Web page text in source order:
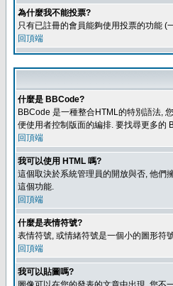
為什麼我不能投票?
只有已註冊的會員能夠使用投票的功能 (
回頂端
什麼是 BBCode?
BBCode 是一種整合HTML的特別語法,
便使用者控制版面的編排. 要找尋更多的
回頂端
我可以使用 HTML 嗎?
這個取決於系統管理員的開放與否, 他們
這個功能.
回頂端
什麼是表情符號?
表情符號, 或情緒符號是一個小的圖形符
回頂端
我可以貼圖嗎?